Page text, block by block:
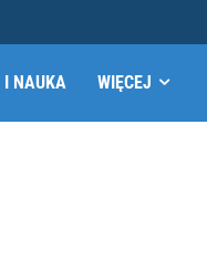
I NAUKA WIĘCEJ